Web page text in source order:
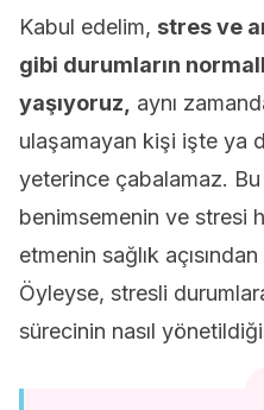
Kabul edelim, stres ve
gibi durumların
yaşıyoruz,
aynı
ulaşamayan kişi işte ya
yeterince çabalamaz. Bu
benimsemenin ve stresi
etmenin sağlık
Öyleyse, stresli
sürecinin nasıl